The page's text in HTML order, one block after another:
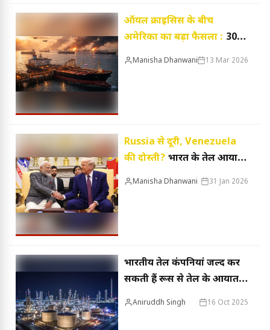
ऑयल क्राइसिस के बीच
अमेरिका का बड़ा फैसला : 30
दिन तक रूस से तेल खरीद सकेंगे
Manisha Dhanwani 13 Mar 2026
Russia से दूरी, Venezuela
की दोस्ती? भारत के तेल आयात
को लेकर अमेरिका का नया
Manisha Dhanwani 31 Jan 2026
भारतीय तेल कंपनियां जल्द कर
सकती हैं रूस से तेल के आयात में
कटौती, प्रमुख सरकारी और
Aniruddh Singh 16 Oct 2025